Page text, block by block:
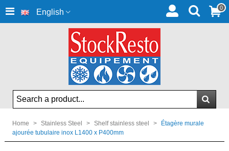
English 0
Home > Stainless Steel > Shelf stainless steel >
Étagère murale
ajourée tubulaire inox L1400 x P400mm